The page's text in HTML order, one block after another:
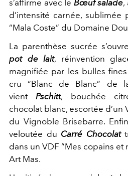
s’affirme avec le Bœuf salade,
d’intensité carnée,
“Mala Coste” du Domaine
La parenthèse sucrée
pot de lait, réinvention
magnifiée par les bulles
cru “Blanc de Blanc” de
vient
Pschitt, bouchée
chocolat blanc, escortée d’un
du Vignoble Brisebarre.
veloutée du Carré Chocolat
dans un VDF “Mes copains
Art Mas.